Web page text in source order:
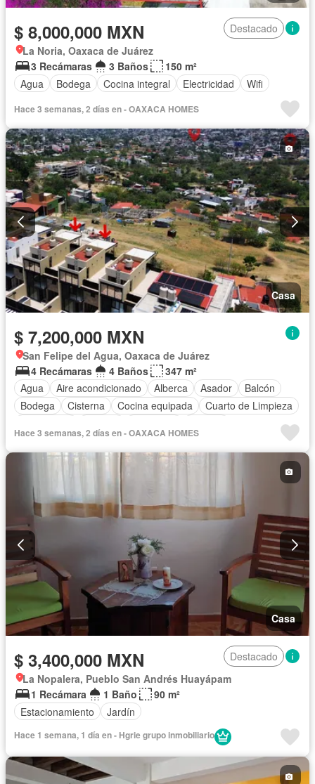
$ 8,000,000 MXN
Destacado
La Noria, Oaxaca de Juárez
3 Recámaras
3 Baños
150 m²
Agua
Bodega Cocina integral Electricidad Wifi
Hace 3 semanas, 2 días en - OAXACA HOMES
Casa
$ 7,200,000 MXN
San Felipe del Agua, Oaxaca de Juárez
4 Recámaras
4 Baños
347 m²
Agua
Aire acondicionado Alberca Asador
Balcón
Bodega
Cisterna Cocina equipada
Cuarto de Limpieza
Sin amueblar
Hace 3 semanas, 2 días en - OAXACA HOMES
Casa
$ 3,400,000 MXN
Destacado
La Nopalera, Pueblo San Andrés Huayápam
1 Recámara
1 Baño
90 m²
Estacionamiento
Jardín
Hace 1 semana, 1 día en - Hgrie grupo inmobiliario